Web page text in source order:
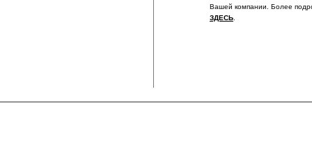
Вашей компании. Более
ЗДЕСЬ